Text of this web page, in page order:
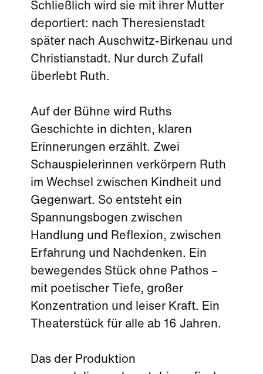
Schließlich wird sie mit ihrer Mutter
deportiert: nach Theresienstadt
später nach Auschwitz-Birkenau und
Christianstadt. Nur durch Zufall
überlebt Ruth.
Auf der Bühne wird Ruths
Geschichte in dichten, klaren
Erinnerungen erzählt. Zwei
Schauspielerinnen verkörpern Ruth
im Wechsel zwischen Kindheit und
Gegenwart. So entsteht ein
Spannungsbogen zwischen
Handlung und Reflexion, zwischen
Erfahrung und Nachdenken. Ein
bewegendes Stück ohne Pathos –
mit poetischer Tiefe, großer
Konzentration und leiser Kraft. Ein
Theaterstück für alle ab 16 Jahren.
Das der Produktion